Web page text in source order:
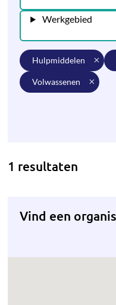
Werkgebied
hulpmiddelen
volwassenen
1 resultaten
Vind een